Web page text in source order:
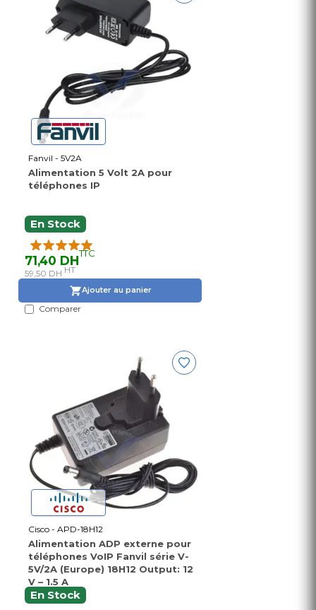
Fanvil - 5V2A
Alimentation 5 Volt 2A pour
téléphones IP
En Stock
71,40 DHTTC
59,50 DH HT
Ajouter au panier
Comparer
Cisco - APD-18H12
Alimentation ADP externe pour
téléphones VoIP Fanvil série V-
5V/2A (Europe) 18H12 Output: 12
V – 1.5 A
En Stock